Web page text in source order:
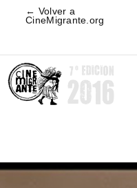
← Volver a
CineMigrante.org